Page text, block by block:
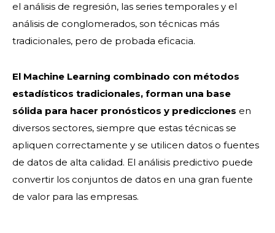
el análisis de regresión, las series temporales y el
análisis de conglomerados, son técnicas más
tradicionales, pero de probada eficacia.
El Machine Learning combinado con métodos
estadísticos tradicionales, forman una base
sólida para hacer pronósticos y predicciones en
diversos sectores, siempre que estas técnicas se
apliquen correctamente y se utilicen datos o fuentes
de datos de alta calidad. El análisis predictivo puede
convertir los conjuntos de datos en una gran fuente
de valor para las empresas.